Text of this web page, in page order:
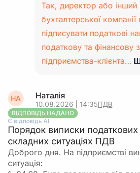
Так, директор або інший
бухгалтерської
підписувати податкові
податкову та фінансову
підприємства-клієнта…
НА Наталія
10.08.2026 | 14:35ПДВ
ВІДПОВІДЬ НАДАНО
Є відповідь АІ
Порядок виписки
складних ситуаціях ПДВ
Доброго дня. На підприємстві
ситуація: